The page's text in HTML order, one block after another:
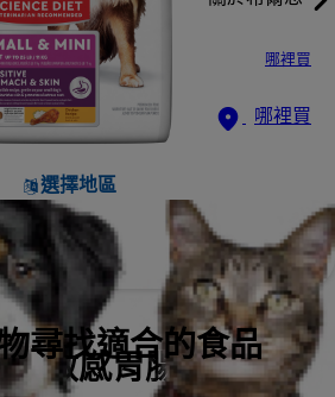
哪裡買
哪裡買
選擇地區
尋找適合的食品
敏感胃腸與皮膚